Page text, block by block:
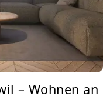
– Wohnen an